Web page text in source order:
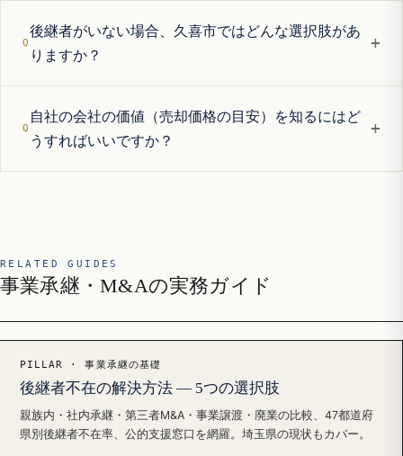
後継者がいない場合、久喜市ではどんな選択肢があ
りますか？
+
自社の会社の価値（売却価格の目安）を知るにはど
うすればいいですか？
+
RELATED GUIDES
事業承継・M&Aの実務ガイド
PILLAR · 事業承継の基礎
後継者不在の解決方法 — 5つの選択肢
親族内・社内承継・第三者M&A・事業譲渡・廃業の比較、47都道府
県別後継者不在率、公的支援窓口を網羅。埼玉県の現状もカバー。